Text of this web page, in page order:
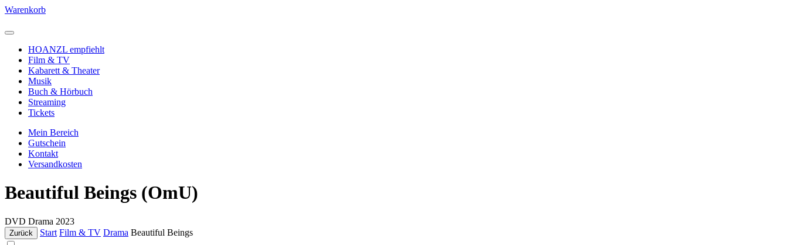
Warenkorb
HOANZL empfiehlt
Film & TV
Kabarett & Theater
Musik
Buch & Hörbuch
Streaming
Tickets
Mein Bereich
Gutschein
Kontakt
Versandkosten
Beautiful Beings (OmU)
DVD Drama 2023
Zurück Start Film & TV Drama Beautiful Beings